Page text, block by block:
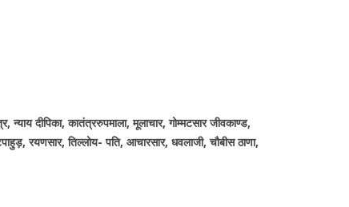
दीपिका, कातंत्ररुपमाला, मूलाचार, गोम्मटसार जीवकाण्ड,
रयणसार, तिल्लोय- पति, आचारसार, धवलाजी, चौबीस ठाणा,